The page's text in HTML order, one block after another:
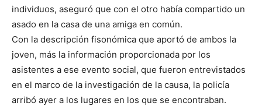
individuos, aseguró que con el otro había compartido un
asado en la casa de una amiga en común.
Con la descripción fisonómica que aportó de ambos la
joven, más la información proporcionada por los
asistentes a ese evento social, que fueron entrevistados
en el marco de la investigación de la causa, la policía
arribó ayer a los lugares en los que se encontraban.